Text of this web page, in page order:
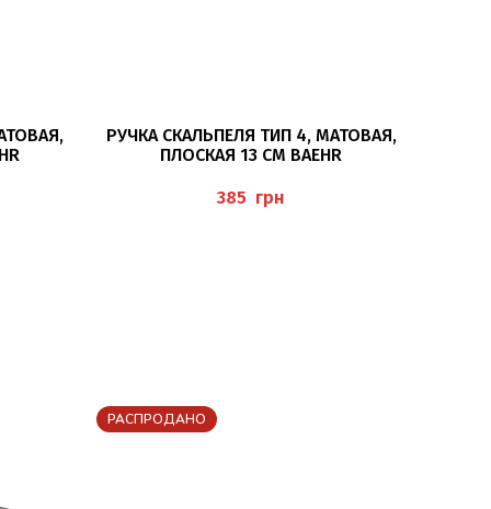
В КОРЗИНУ
РУЧКА СКАЛЬПЕЛЯ ТИП 4, МАТОВАЯ,
ПЛОСКАЯ 13 СМ BAEHR
грн
РАСПРОДАНО